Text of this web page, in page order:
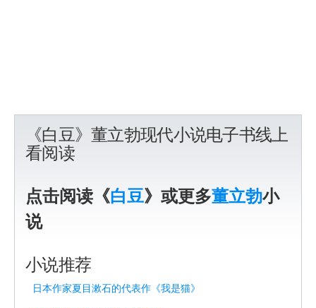
《白豆》董立勃现代小说电子书线上
看阅读
点击阅读《白豆》或更多董立勃小
说
小说推荐
日本作家夏目漱石的代表作《我是猫》